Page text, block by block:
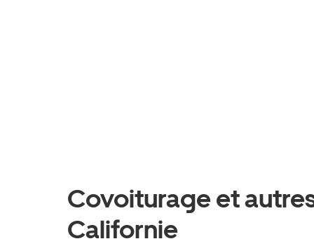
Covoiturage et
Californie